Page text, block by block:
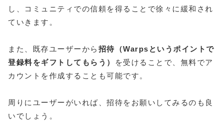
し、コミュニティでの信頼を得ることで徐々に緩和され
ていきます。
また、既存ユーザーから 招待（Warpsというポイントで
登録料をギフトしてもらう）
を受けることで、無料でア
カウントを作成することも可能です。
周りにユーザーがいれば、招待をお願いしてみるのも良
いでしょう。